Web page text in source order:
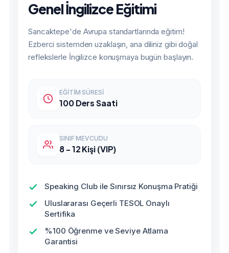
Genel İngilizce Eğitimi
Sancaktepe'de Avrupa standartlarında eğitim!
Ezberci sistemden uzaklaşın, ana diliniz gibi doğal
reflekslerle İngilizce konuşmaya bugün başlayın.
EĞITIM SÜRESI
100 Ders Saati
SINIF MEVCUDU
8 - 12 Kişi (VIP)
Speaking Club ile Sınırsız Konuşma Pratiği
Uluslararası Geçerli TESOL Onaylı
Sertifika
%100 Öğrenme ve Seviye Atlama
Garantisi